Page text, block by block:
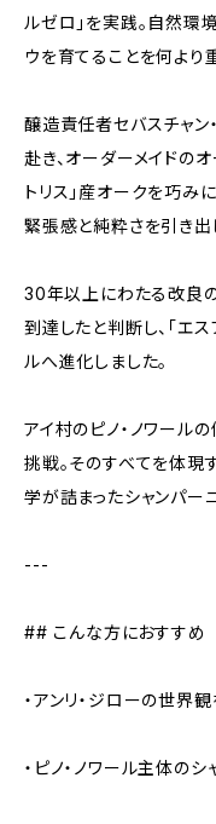
ルゼロ」を実践。自然環
ウを育てることを何より
醸造責任者セバスチャン
赴き、オーダーメイドの
トリス」産オークを巧み
緊張感と純粋さを引き出
30年以上にわたる改良の
到達したと判断し、「エ
ルへ進化しました。
アイ村のピノ・ノワール
挑戦。そのすべてを体現
学が詰まったシャンパーニ
---
## こんな方におすすめ
・アンリ・ジローの世界
・ピノ・ノワール主体の